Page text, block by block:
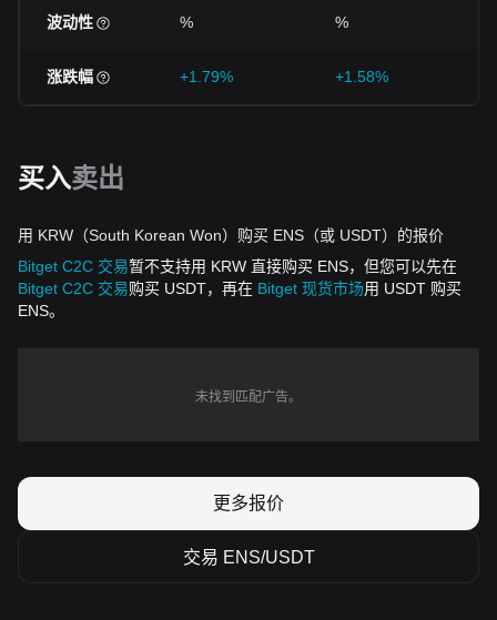
波动性 % %
涨跌幅 +1.79% +1.58%
买入卖出
用 KRW（South Korean Won）购买 ENS（或 USDT）的报价
Bitget C2C 交易暂不支持用 KRW 直接购买 ENS，但您可以先在
Bitget C2C 交易购买 USDT，再在 Bitget 现货市场用 USDT 购买
ENS。
未找到匹配广告。
更多报价
交易 ENS/USDT